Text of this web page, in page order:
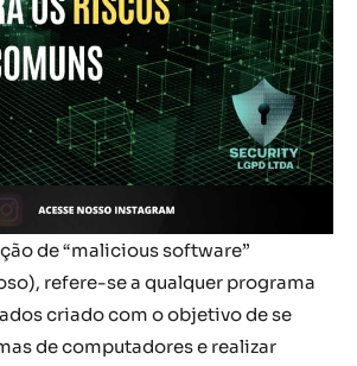
de “malicious software”
refere-se a qualquer programa
criado com o objetivo de se
de computadores e realizar